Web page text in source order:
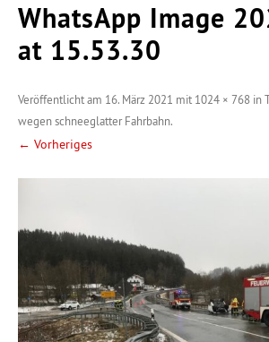
WhatsApp Image
at 15.53.30
Veröffentlicht am 16. März 2021 mit 1024 × 768 in
wegen schneeglatter Fahrbahn.
← Vorheriges